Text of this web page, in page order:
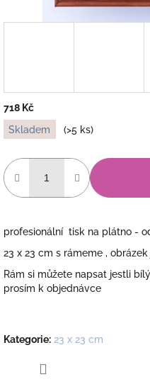
718 Kč
Měrná
cena:
Skladem (>5 ks)
profesionální tisk na plátno -
23 x 23 cm s rámeme ,
Rám si můžete napsat jestli
prosím k objednávce
Kategorie: 23 x 23 cm